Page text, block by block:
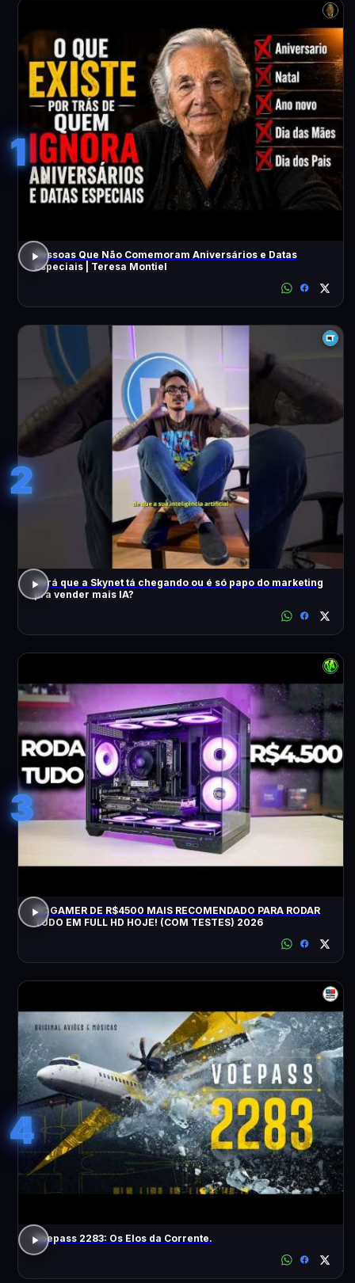
1
Pessoas Que Não Comemoram Aniversários e Datas
Especiais | Teresa Montiel
2
Será que a Skynet tá chegando ou é só papo do marketing
pra vender mais IA?
3
PC GAMER DE R$4500 MAIS RECOMENDADO PARA RODAR
TUDO EM FULL HD HOJE! (COM TESTES) 2026
4
Voepass 2283: Os Elos da Corrente.